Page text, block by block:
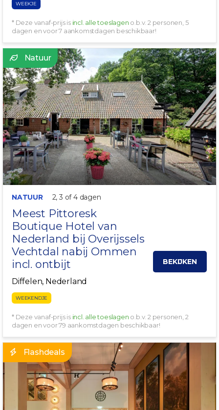
WEEKJE
* Deze vanaf-prijs is incl. alle toeslagen o.b.v. 2 personen, 5
dagen en voor 7 aankomstdagen beschikbaar!
Natuur
INCL. ONTBIJT
NATUUR 2, 3 of 4 dagen
Meest Pittoresk
Boutique Hotel van
Nederland bij Overijssels
Vechtdal nabij Ommen
incl. ontbijt
Diffelen, Nederland
WEEKENDJE
BEKIJKEN
* Deze vanaf-prijs is incl. alle toeslagen o.b.v. 2 personen, 2
dagen en voor 79 aankomstdagen beschikbaar!
Flashdeals
EXCLUSIEF!